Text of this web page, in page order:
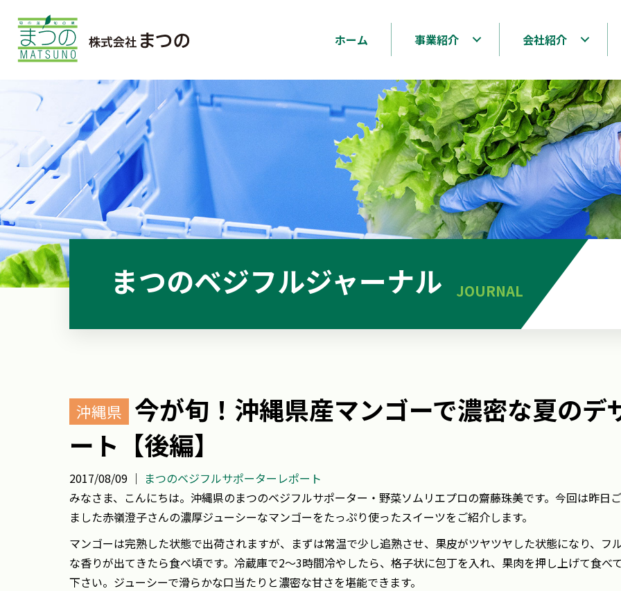
ホーム 事業紹介 会社紹介
まつのベジフルジャーナル JOURNAL
沖縄県
今が旬！沖縄県産マンゴーで濃密な夏のデ
ート【後編】
2017/08/09 ｜ まつのベジフルサポーターレポート
みなさま、こんにちは。 沖縄県のまつのベジフルサポーター・野菜ソムリエプロの齋藤珠美です。 今回は昨日
ました赤嶺澄子さんの濃厚ジューシーなマンゴーをたっぷり使ったスイーツをご紹介します。
マンゴーは完熟した状態で出荷されますが、まずは常温で少し追熟させ、果皮がツヤツヤした状態になり、フ
な香りが出てきたら食べ頃です。冷蔵庫で2～3時間冷やしたら、格子状に包丁を入れ、果肉を押し上げて食べ
下さい。ジューシーで滑らかな口当たりと濃密な甘さを堪能できます。